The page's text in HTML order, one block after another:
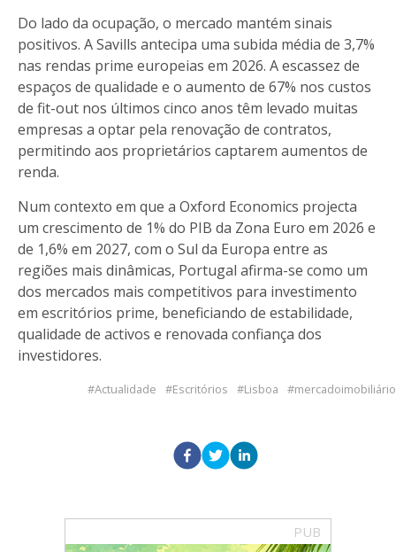
Do lado da ocupação, o mercado mantém sinais
positivos. A Savills antecipa uma subida média de 3,7%
nas rendas prime europeias em 2026. A escassez de
espaços de qualidade e o aumento de 67% nos custos
de fit-out nos últimos cinco anos têm levado muitas
empresas a optar pela renovação de contratos,
permitindo aos proprietários captarem aumentos de
renda.
Num contexto em que a Oxford Economics projecta
um crescimento de 1% do PIB da Zona Euro em 2026 e
de 1,6% em 2027, com o Sul da Europa entre as
regiões mais dinâmicas, Portugal afirma-se como um
dos mercados mais competitivos para investimento
em escritórios prime, beneficiando de estabilidade,
qualidade de activos e renovada confiança dos
investidores.
Actualidade Escritórios Lisboa mercadoimobiliário
PUB